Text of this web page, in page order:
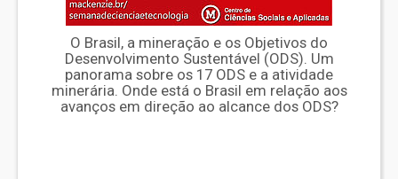
O Brasil, a mineração e os Objetivos do
Desenvolvimento Sustentável (ODS). Um
panorama sobre os 17 ODS e a atividade
minerária. Onde está o Brasil em relação aos
avanços em direção ao alcance dos ODS?